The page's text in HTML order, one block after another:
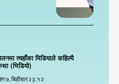
त्यहाँका मिडियाले कहिल्यै
(भिडियो)
७, बिहीबार २३:१२